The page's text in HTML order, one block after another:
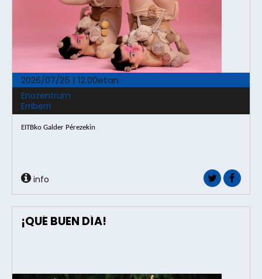
2026/07/25 | 12.00etan
Enozentrum
Erriberri
EITBko Galder Pérezekin
info
¡QUÉ BUEN DÍA!